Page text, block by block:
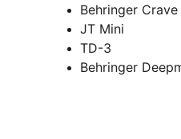
Behringer Crave
JT Mini
TD-3
Behringer